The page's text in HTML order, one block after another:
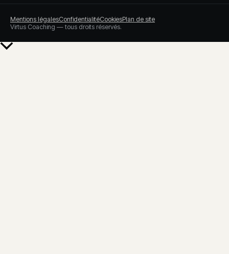
Mentions légalesConfidentialitéCookiesPlan de site
Virtus Coaching — tous droits réservés.